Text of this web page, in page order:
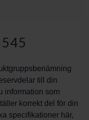
till din
information som
korrekt del för din
specifikationer här,